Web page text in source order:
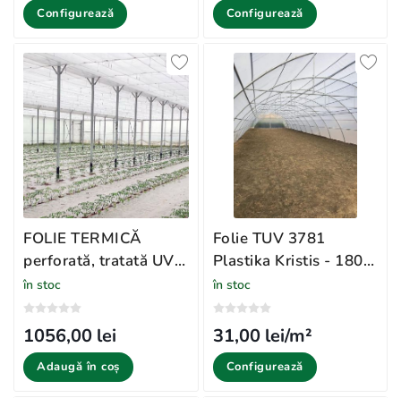
Configurează Configurează
FOLIE TERMICĂ
perforată, tratată UV
și IR 4202
în stoc
1056,00 lei
Adaugă în coș
Folie TUV 3781
Plastika Kristis - 180
microni Grecia
în stoc
31,00 lei/m²
Configurează